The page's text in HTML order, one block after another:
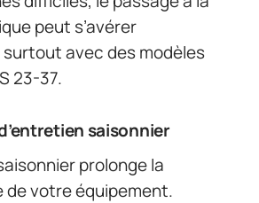
peut s’avérer
avec des modèles
23-37.
saisonnier
prolonge la
de votre équipement.